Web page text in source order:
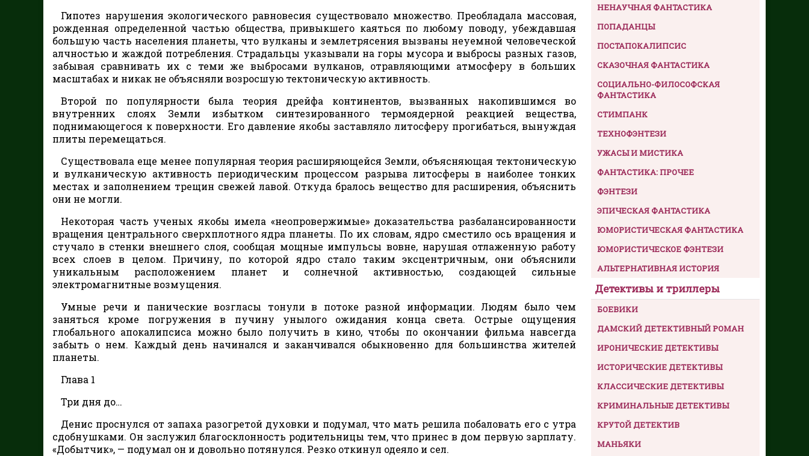
Гипотез нарушения экологического равновесия существовало множество. Преобладала массовая,
рожденная определенной частью общества, привыкшего каяться по любому поводу, убеждавшая
большую часть населения планеты, что вулканы и землетрясения вызваны неуемной человеческой
алчностью и жаждой потребления. Страдальцы указывали на горы мусора и выбросы разных газов,
забывая сравнивать их с теми же выбросами вулканов, отравляющими атмосферу в больших
масштабах и никак не объясняли возросшую тектоническую активность.
Второй по популярности была теория дрейфа континентов, вызванных накопившимся во
внутренних слоях Земли избытком синтезированного термоядерной реакцией вещества,
поднимающегося к поверхности. Его давление якобы заставляло литосферу прогибаться, вынуждая
плиты перемещаться.
Существовала еще менее популярная теория расширяющейся Земли, объясняющая тектоническую
и вулканическую активность периодическим процессом разрыва литосферы в наиболее тонких
местах и заполнением трещин свежей лавой. Откуда бралось вещество для расширения, объяснить
они не могли.
Некоторая часть ученых якобы имела «неопровержимые» доказательства разбалансированности
вращения центрального сверхплотного ядра планеты. По их словам, ядро сместило ось вращения и
стучало в стенки внешнего слоя, сообщая мощные импульсы вовне, нарушая отлаженную работу
всех слоев в целом. Причину, по которой ядро стало таким эксцентричным, они объяснили
уникальным расположением планет и солнечной активностью, создающей сильные
электромагнитные возмущения.
Умные речи и панические возгласы тонули в потоке разной информации. Людям было чем
заняться кроме погружения в пучину унылого ожидания конца света. Острые ощущения
глобального апокалипсиса можно было получить в кино, чтобы по окончании фильма навсегда
забыть о нем. Каждый день начинался и заканчивался обыкновенно для большинства жителей
планеты.
Глава 1
Три дня до…
Денис проснулся от запаха разогретой духовки и подумал, что мать решила побаловать его с утра
сдобнушками. Он заслужил благосклонность родительницы тем, что принес в дом первую зарплату.
«Добытчик», — подумал он и довольно потянулся. Резко откинул одеяло и сел.
НЕНАУЧНАЯ ФАНТАСТИКА
ПОПАДАНЦЫ
ПОСТАПОКАЛИПСИС
СКАЗОЧНАЯ ФАНТАСТИКА
СОЦИАЛЬНО-ФИЛОСОФСКАЯ
ФАНТАСТИКА
СТИМПАНК
ТЕХНОФЭНТЕЗИ
УЖАСЫ И МИСТИКА
ФАНТАСТИКА: ПРОЧЕЕ
ФЭНТЕЗИ
ЭПИЧЕСКАЯ ФАНТАСТИКА
ЮМОРИСТИЧЕСКАЯ ФАНТАСТИКА
ЮМОРИСТИЧЕСКОЕ ФЭНТЕЗИ
АЛЬТЕРНАТИВНАЯ ИСТОРИЯ
Детективы и триллеры
БОЕВИКИ
ДАМСКИЙ ДЕТЕКТИВНЫЙ РОМАН
ИРОНИЧЕСКИЕ ДЕТЕКТИВЫ
ИСТОРИЧЕСКИЕ ДЕТЕКТИВЫ
КЛАССИЧЕСКИЕ ДЕТЕКТИВЫ
КРИМИНАЛЬНЫЕ ДЕТЕКТИВЫ
КРУТОЙ ДЕТЕКТИВ
МАНЬЯКИ